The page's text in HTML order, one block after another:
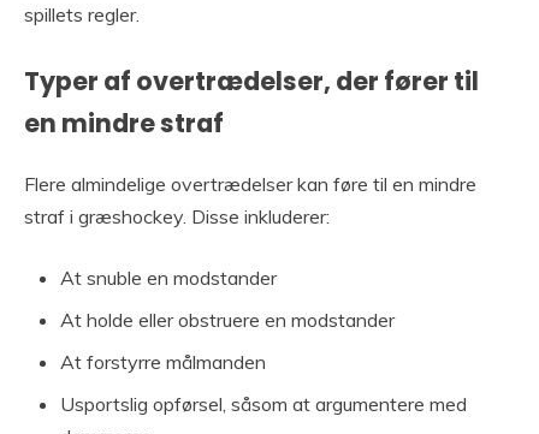
spillets regler.
Typer af overtrædelser, der fører til
en mindre straf
Flere almindelige overtrædelser kan føre til en mindre
straf i græshockey. Disse inkluderer:
At snuble en modstander
At holde eller obstruere en modstander
At forstyrre målmanden
Usportslig opførsel, såsom at argumentere med